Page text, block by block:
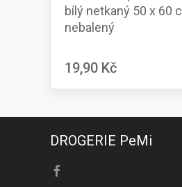
bílý netkaný 50 x 60
nebalený
19,90 Kč
DROGERIE PeMi